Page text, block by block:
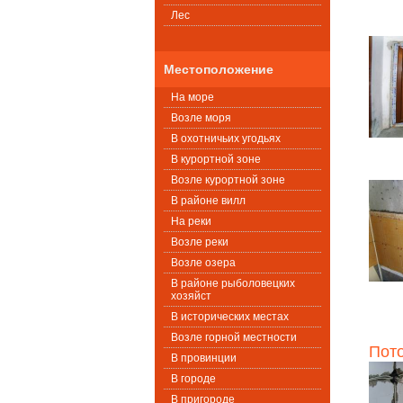
Лес
Местоположение
На море
Возле моря
В охотничьих угодьях
В курортной зоне
Возле курортной зоне
В районе вилл
На реки
Возле реки
Возле озера
В районе рыболовецких
хозяйст
В исторических местах
Возле горной местности
В провинции
В городе
В пригороде